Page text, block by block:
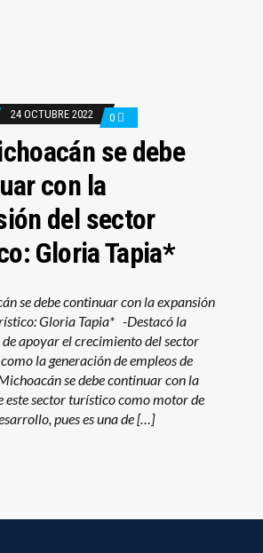
24 OCTUBRE 2022 0
se debe
con la
del sector
Gloria Tapia*
se debe continuar con la expansión
Gloria Tapia* -Destacó la
apoyar el crecimiento del sector
la generación de empleos de
se debe continuar con la
este sector turístico como motor de
pues es una de […]